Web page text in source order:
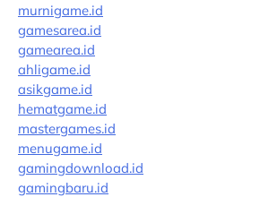
murnigame.id
gamesarea.id
gamearea.id
ahligame.id
asikgame.id
hematgame.id
mastergames.id
menugame.id
gamingdownload.id
gamingbaru.id